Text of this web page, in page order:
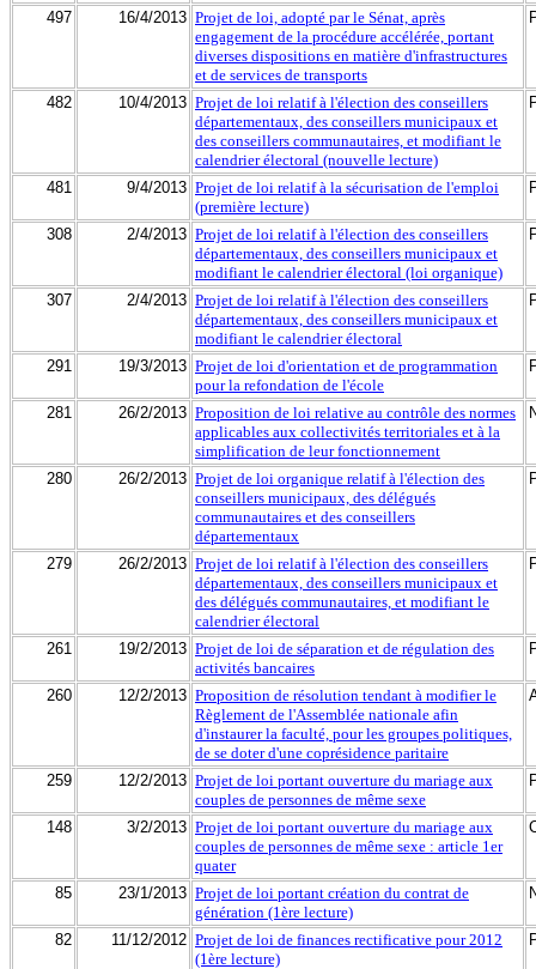
497 16/4/2013 Projet de loi, adopté par le Sénat, après
engagement de la procédure accélérée, portant
diverses dispositions en matière d'infrastructures
et de services de transports
482 10/4/2013 Projet de loi relatif à l'élection des conseillers
départementaux, des conseillers municipaux et
des conseillers communautaires, et modifiant le
calendrier électoral (nouvelle lecture)
481 9/4/2013 Projet de loi relatif à la sécurisation de l'emploi
(première lecture)
308 2/4/2013 Projet de loi relatif à l'élection des conseillers
départementaux, des conseillers municipaux et
modifiant le calendrier électoral (loi organique)
307 2/4/2013 Projet de loi relatif à l'élection des conseillers
départementaux, des conseillers municipaux et
modifiant le calendrier électoral
291 19/3/2013 Projet de loi d'orientation et de programmation
pour la refondation de l'école
281 26/2/2013 Proposition de loi relative au contrôle des normes
applicables aux collectivités territoriales et à la
simplification de leur fonctionnement
280 26/2/2013 Projet de loi organique relatif à l'élection des
conseillers municipaux, des délégués
communautaires et des conseillers
départementaux
279 26/2/2013 Projet de loi relatif à l'élection des conseillers
départementaux, des conseillers municipaux et
des délégués communautaires, et modifiant le
calendrier électoral
261 19/2/2013 Projet de loi de séparation et de régulation des
activités bancaires
260 12/2/2013 Proposition de résolution tendant à modifier le
Règlement de l'Assemblée nationale afin
d'instaurer la faculté, pour les groupes politiques,
de se doter d'une coprésidence paritaire
259 12/2/2013 Projet de loi portant ouverture du mariage aux
couples de personnes de même sexe
148 3/2/2013 Projet de loi portant ouverture du mariage aux
couples de personnes de même sexe : article 1er
quater
85 23/1/2013 Projet de loi portant création du contrat de
génération (1ère lecture)
82 11/12/2012 Projet de loi de finances rectificative pour 2012
(1ère lecture)